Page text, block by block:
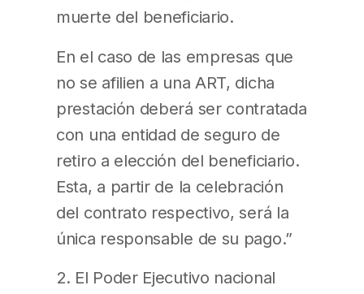
muerte del beneficiario.
En el caso de las empresas que
no se afilien a una ART, dicha
prestación deberá ser contratada
con una entidad de seguro de
retiro a elección del beneficiario.
Esta, a partir de la celebración
del contrato respectivo, será la
única responsable de su pago.”
2. El Poder Ejecutivo nacional